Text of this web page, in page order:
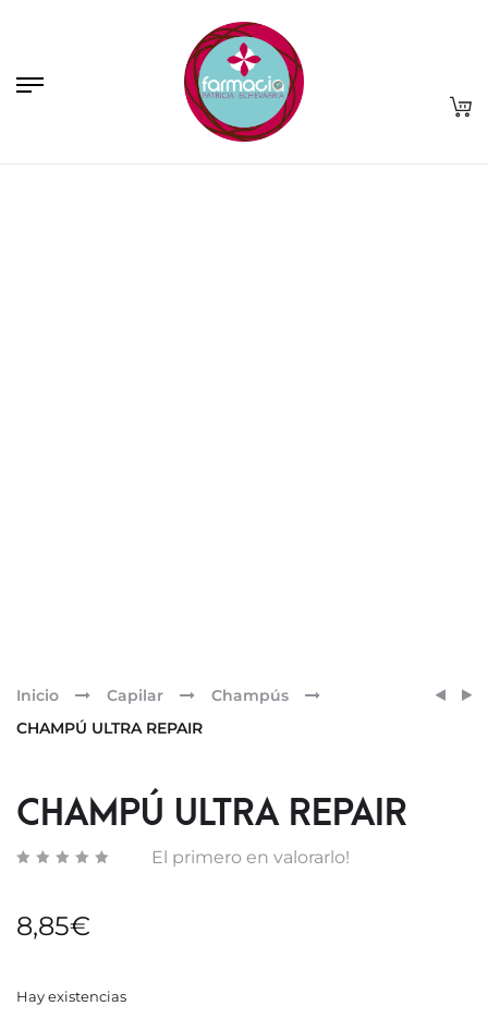
Inicio Capilar
Champús
CHAMPÚ ULTRA REPAIR
CHAMPÚ ULTRA REPAIR
El primero en valorarlo!
8,85€
Hay existencias